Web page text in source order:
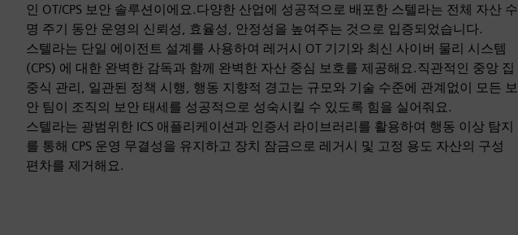
인 OT/CPS 보안 솔루션이에요.다양한 산업에 성공적으로 배포한 스텔라는 전체 자산 수
명 주기 동안 운영의 신뢰성, 효율성, 안정성을 높여주는 것으로 입증되었습니다.
스텔라는 단일 에이전트 설계를 사용하여 레거시 OT 기기와 최신 사이버 물리 시스템
(CPS) 에 대한 완벽한 감독과 함께 완벽한 자산 중심 보호를 제공해요.직관적인 중앙 집
중식 관리, 일관된 정책 시행, 행동 지향적 경고는 규모와 기술 수준에 관계없이 모든 보
안 팀이 조직의 보안 태세를 성공적으로 성숙시킬 수 있도록 힘을 실어줘요.
스텔라는 광범위한 ICS 애플리케이션과 인증서 라이브러리를 활용하여 행동 이상 탐지
를 통해 CPS 운영 무결성을 유지하고 장치 잠금으로 레거시 및 고정 용도 자산의 구성
편차를 제거해요.